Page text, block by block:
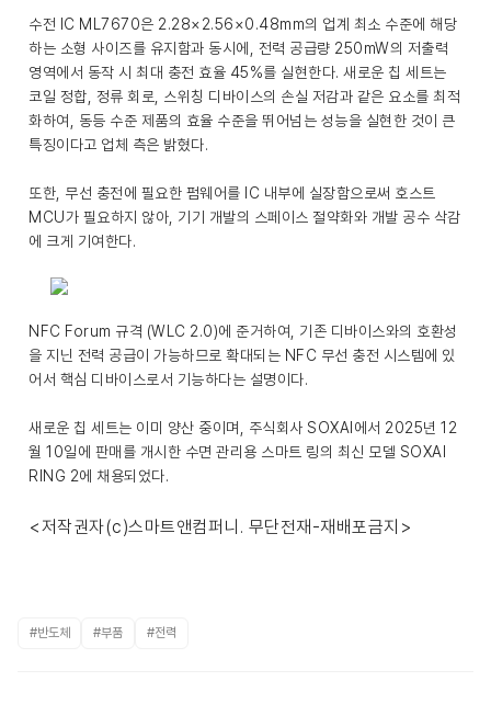
수전 IC ML7670은 2.28×2.56×0.48mm의 업계 최소 수준에 해당
하는 소형 사이즈를 유지함과 동시에, 전력 공급량 250mW의 저출력
영역에서 동작 시 최대 충전 효율 45%를 실현한다. 새로운 칩 세트는
코일 정합, 정류 회로, 스위칭 디바이스의 손실 저감과 같은 요소를 최적
화하여, 동등 수준 제품의 효율 수준을 뛰어넘는 성능을 실현한 것이 큰
특징이다고 업체 측은 밝혔다.
또한, 무선 충전에 필요한 펌웨어를 IC 내부에 실장함으로써 호스트
MCU가 필요하지 않아, 기기 개발의 스페이스 절약화와 개발 공수 삭감
에 크게 기여한다.
NFC Forum 규격 (WLC 2.0)에 준거하여, 기존 디바이스와의 호환성
을 지닌 전력 공급이 가능하므로 확대되는 NFC 무선 충전 시스템에 있
어서 핵심 디바이스로서 기능하다는 설명이다.
새로운 칩 세트는 이미 양산 중이며, 주식회사 SOXAI에서 2025년 12
월 10일에 판매를 개시한 수면 관리용 스마트 링의 최신 모델 SOXAI
RING 2에 채용되었다.
<저작권자(c)스마트앤컴퍼니. 무단전재-재배포금지>
#반도체 #부품 #전력